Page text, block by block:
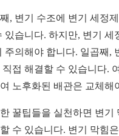
, 변기 수조에 변기 세정
있습니다. 하지만, 변기
주의해야 합니다. 일곱째,
직접 해결할 수 있습니다.
노후화된 배관은 교체해
꿀팁들을 실천하면 변기
수 있습니다. 변기 막힘